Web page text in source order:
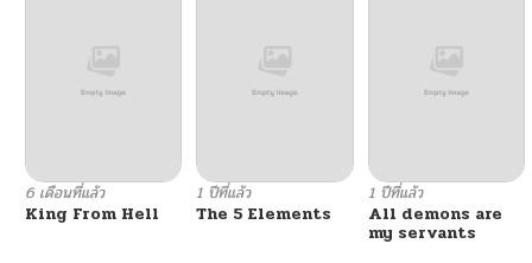
6 เดือนที่แล้ว
King From Hell
1 ปีที่แล้ว
The 5 Elements
1 ปีที่แล้ว
All demons are
my servants